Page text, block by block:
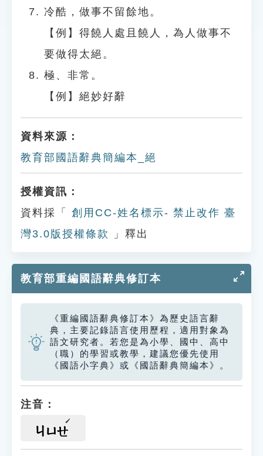
冷酷，做事不留餘地。
【例】得饒人處且饒人，為人做事不
要做得太絕。
極、非常。
【例】絕妙好辭
資料來源：
教育部國語辭典簡編本_絕
授權資訊：
資料採「
創用CC-姓名標示- 禁止改作 臺
灣3.0版授權條款
」釋出
教育部重編國語辭典修訂本
《重編國語辭典修訂本》為歷史語言辭
典，主要記錄語言使用歷程，適用對象為
語文研究者。若您是為小學、國中、高中
（職）的學習或教學，建議您優先使用
《國語小字典》或《國語辭典簡編本》。
注音：
ㄐㄩㄝ